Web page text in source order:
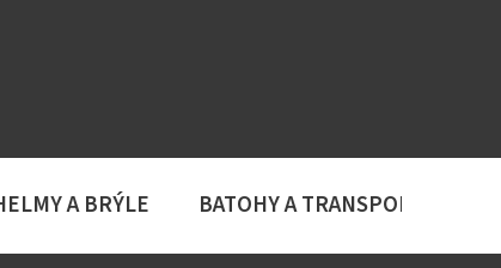
A BRÝLE BATOHY A TRANSPORT